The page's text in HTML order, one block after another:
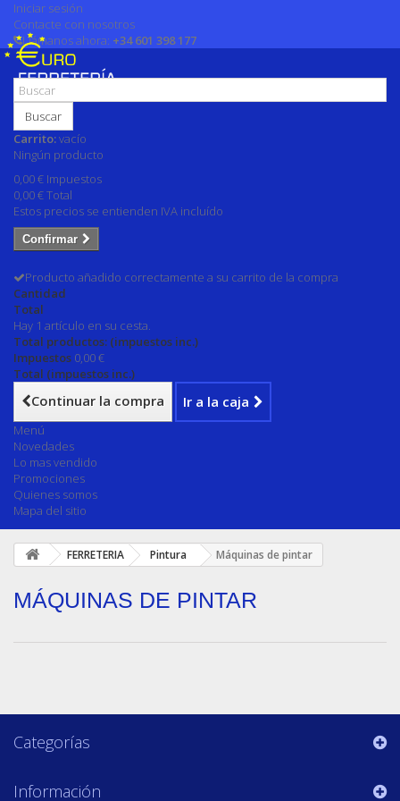
Iniciar sesión
Contacte con nosotros
Llámanos ahora: +34 601 398 177
Buscar
Carrito:vacío
Ningún producto
0,00 € Impuestos
0,00 €Total
Estos precios se entienden IVA incluído
Confirmar
Producto añadido correctamente a su carrito de la compra
Cantidad
Total
Hay 1 artículo en su cesta.
Total productos: (impuestos inc.)
Impuestos 0,00 €
Total (impuestos inc.)
Continuar la compra Ir a la caja
Menú
Novedades
Lo mas vendido
Promociones
Quienes somos
Mapa del sitio
FERRETERIA Pintura Máquinas de pintar
MÁQUINAS DE PINTAR
Categorías
Información